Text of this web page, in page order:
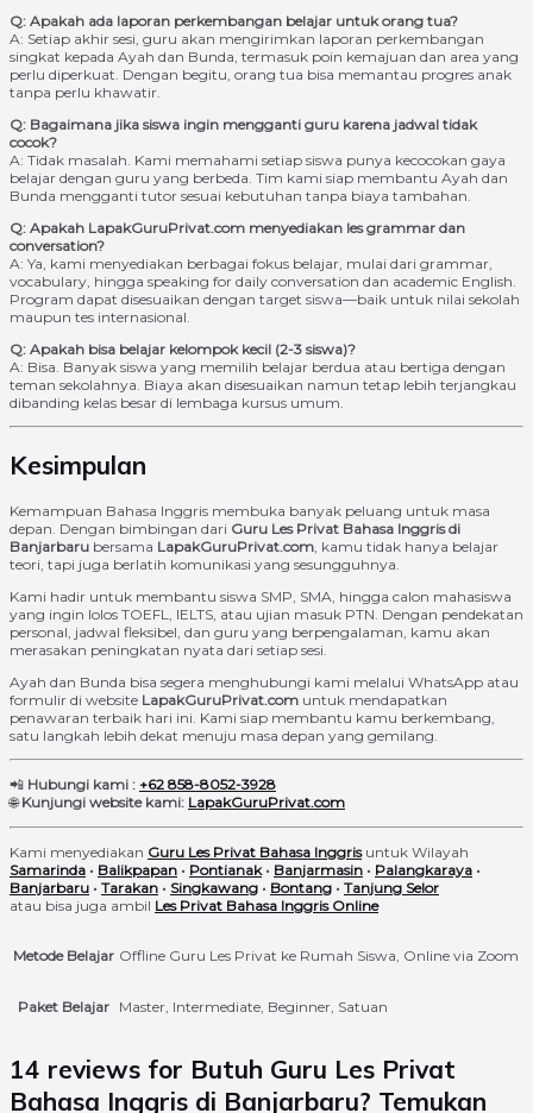
Q: Apakah ada laporan perkembangan belajar untuk orang tua?
A: Setiap akhir sesi, guru akan mengirimkan laporan perkembangan
singkat kepada Ayah dan Bunda, termasuk poin kemajuan dan area yang
perlu diperkuat. Dengan begitu, orang tua bisa memantau progres anak
tanpa perlu khawatir.
Q: Bagaimana jika siswa ingin mengganti guru karena jadwal tidak
cocok?
A: Tidak masalah. Kami memahami setiap siswa punya kecocokan gaya
belajar dengan guru yang berbeda. Tim kami siap membantu Ayah dan
Bunda mengganti tutor sesuai kebutuhan tanpa biaya tambahan.
Q: Apakah LapakGuruPrivat.com menyediakan les grammar dan
conversation?
A: Ya, kami menyediakan berbagai fokus belajar, mulai dari grammar,
vocabulary, hingga speaking for daily conversation dan academic English.
Program dapat disesuaikan dengan target siswa—baik untuk nilai sekolah
maupun tes internasional.
Q: Apakah bisa belajar kelompok kecil (2-3 siswa)?
A: Bisa. Banyak siswa yang memilih belajar berdua atau bertiga dengan
teman sekolahnya. Biaya akan disesuaikan namun tetap lebih terjangkau
dibanding kelas besar di lembaga kursus umum.
Kesimpulan
Kemampuan Bahasa Inggris membuka banyak peluang untuk masa
depan. Dengan bimbingan dari Guru Les Privat Bahasa Inggris di
Banjarbaru bersama LapakGuruPrivat.com, kamu tidak hanya belajar
teori, tapi juga berlatih komunikasi yang sesungguhnya.
Kami hadir untuk membantu siswa SMP, SMA, hingga calon mahasiswa
yang ingin lolos TOEFL, IELTS, atau ujian masuk PTN. Dengan pendekatan
personal, jadwal fleksibel, dan guru yang berpengalaman, kamu akan
merasakan peningkatan nyata dari setiap sesi.
Ayah dan Bunda bisa segera menghubungi kami melalui WhatsApp atau
formulir di website LapakGuruPrivat.com untuk mendapatkan
penawaran terbaik hari ini. Kami siap membantu kamu berkembang,
satu langkah lebih dekat menuju masa depan yang gemilang.
📲 Hubungi kami : +62 858-8052-3928
🌐Kunjungi website kami: LapakGuruPrivat.com
Kami menyediakan Guru Les Privat Bahasa Inggris untuk Wilayah
Samarinda • Balikpapan • Pontianak• Banjarmasin • Palangkaraya •
Banjarbaru • Tarakan • Singkawang • Bontang • Tanjung Selor
atau bisa juga ambil Les Privat Bahasa Inggris Online
Metode Belajar Offline Guru Les Privat ke Rumah Siswa, Online via Zoom
Paket Belajar Master, Intermediate, Beginner, Satuan
14 reviews for Butuh Guru Les Privat
Bahasa Inggris di Banjarbaru? Temukan